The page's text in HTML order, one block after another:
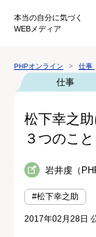
本当の自分に気づく
WEBメディア
PHPオンライン 仕事
仕事
松下幸之
３つのこと
岩井虔（
#松下幸之助
2017年02月28日